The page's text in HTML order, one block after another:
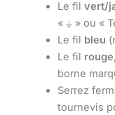
Le fil vert/
« ⏚ » ou «
Le fil bleu
Le fil
borne
Serrez
tournevis